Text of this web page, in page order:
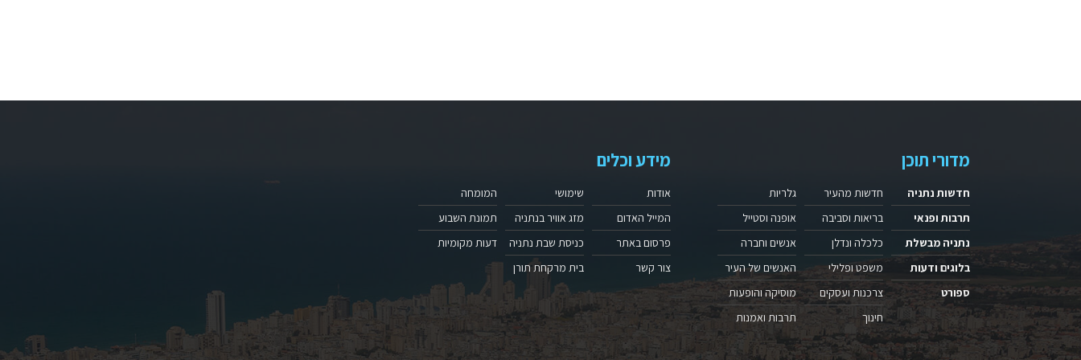
מדורי תוכן
חדשות נתניה
תרבות ופנאי
נתניה מבשלת
בלוגים ודעות
ספורט
חדשות מהעיר
בריאות וסביבה
כלכלה ונדלן
משפט ופלילי
צרכנות ועסקים
חינוך
גלריות
אופנה וסטייל
אנשים וחברה
האנשים של העיר
מוסיקה והופעות
תרבות ואמנות
מידע וכלים
אודות
המייל האדום
פרסום באתר
צור קשר
שימושי
מזג אוויר בנתניה
כניסת שבת נתניה
בית מרקחת תורן
המומחה
תמונת השבוע
דעות מקומיות